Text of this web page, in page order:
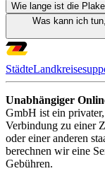
Wie lange ist die
Was kann ich
StädteLandkreise
Unabhängiger
GmbH ist ein
Verbindung zu einer
oder einer anderen
berechnen wir eine
Gebühren.